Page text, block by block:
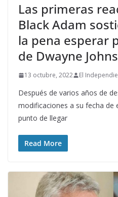
Las primeras
Black Adam
la pena esperar
de Dwayne
13 octubre, 2022 El
Después de varios años de
modificaciones a su fecha de
punto de llegar
Read More